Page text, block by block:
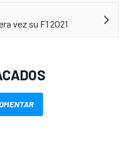
vez su F1 2021